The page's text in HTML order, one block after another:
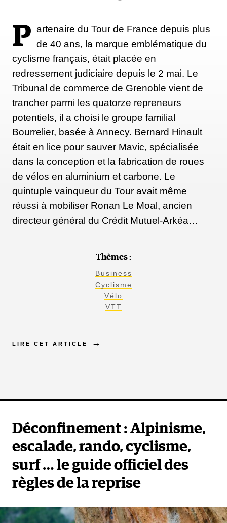
P artenaire du Tour de France depuis plus
de 40 ans, la marque emblématique du
cyclisme français, était placée en
redressement judiciaire depuis le 2 mai. Le
Tribunal de commerce de Grenoble vient de
trancher parmi les quatorze repreneurs
potentiels, il a choisi le groupe familial
Bourrelier, basée à Annecy. Bernard Hinault
était en lice pour sauver Mavic, spécialisée
dans la conception et la fabrication de roues
de vélos en aluminium et carbone. Le
quintuple vainqueur du Tour avait même
réussi à mobiliser Ronan Le Moal, ancien
directeur général du Crédit Mutuel-Arkéa…
Thèmes :
Business
Cyclisme
Vélo
VTT
LIRE CET ARTICLE
Déconfinement : Alpinisme,
escalade, rando, cyclisme,
surf … le guide officiel des
règles de la reprise